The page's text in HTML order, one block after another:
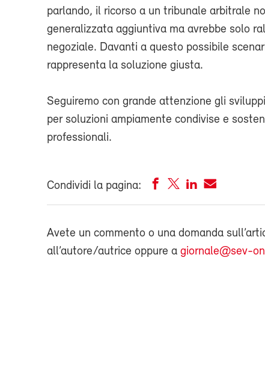
parlando, il ricorso a un tribunale arbitrale
generalizzata aggiuntiva ma avrebbe solo
negoziale. Davanti a questo possibile
rappresenta la soluzione giusta.
Seguiremo con grande attenzione gli
per soluzioni ampiamente condivise e
professionali.
Condividi la pagina:
Avete un commento o una domanda
all’autore/autrice oppure a giornale@sev-